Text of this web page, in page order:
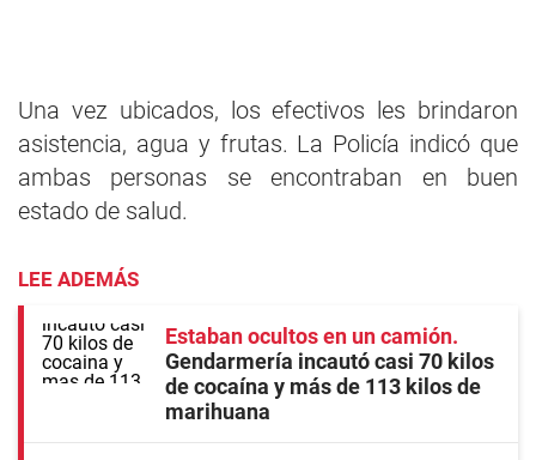
Una vez ubicados, los efectivos les brindaron
asistencia, agua y frutas. La Policía indicó que
ambas personas se encontraban en buen
estado de salud.
LEE ADEMÁS
Estaban ocultos en un camión
Gendarmería incautó casi 70 kilos
de cocaína y más de 113 kilos de
marihuana